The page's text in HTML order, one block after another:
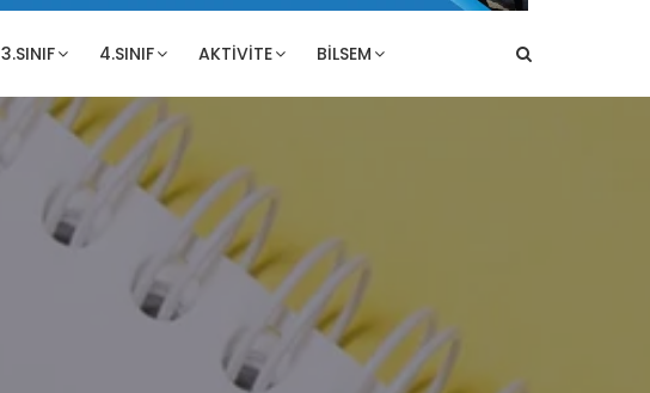
3.SINIF 4.SINIF AKTIVITE BILSEM